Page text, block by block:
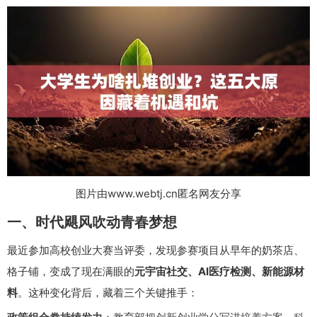
图片由www.webtj.cn匿名网友分享
一、时代飓风吹动青春梦想
最近参加高校创业大赛当评委，发现参赛项目从早年的奶茶店、
格子铺，变成了现在满眼的元宇宙社交、AI医疗检测、新能源材
料。这种变化背后，藏着三个关键推手：